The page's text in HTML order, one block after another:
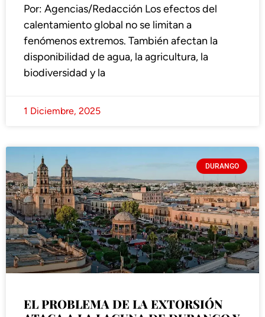
Por: Agencias/Redacción Los efectos del
calentamiento global no se limitan a
fenómenos extremos. También afectan la
disponibilidad de agua, la agricultura, la
biodiversidad y la
1 Diciembre, 2025
DURANGO
EL PROBLEMA DE LA EXTORSIÓN